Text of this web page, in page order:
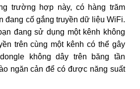
trường hợp này, có hàng trăm
đang cố gắng truyền dữ liệu WiFi.
đang sử dụng một kênh không
trên cùng một kênh có thể gây
không dây trên băng tần
ngăn cản để có được năng suất